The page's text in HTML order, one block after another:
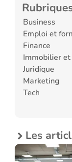
Business
Emploi et
Finance
Immobilier et
Juridique
Marketing
Tech
Les